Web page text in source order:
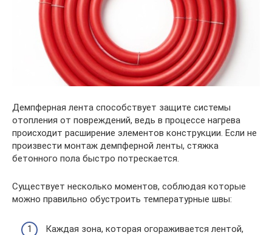
Демпферная лента способствует защите системы
отопления от повреждений, ведь в процессе нагрева
происходит расширение элементов конструкции. Если не
произвести монтаж демпферной ленты, стяжка
бетонного пола быстро потрескается.
Существует несколько моментов, соблюдая которые
можно правильно обустроить температурные швы:
Каждая зона, которая огораживается лентой,